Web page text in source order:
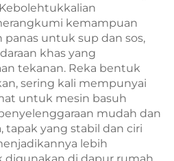
kemampuan
untuk sup dan sos,
khas yang
tekanan. Reka bentuk
sering kali mempunyai
untuk mesin basuh
mudah dan
tapak yang stabil dan ciri
lebih